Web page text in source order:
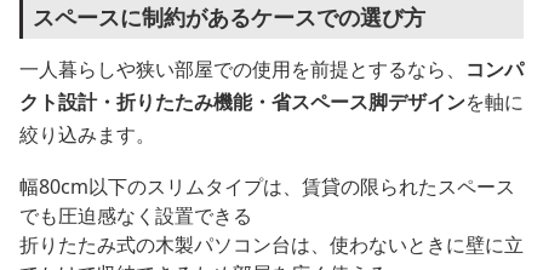
スペースに制約があるケースでの選び方
一人暮らしや狭い部屋での使用を前提とするなら、 コンパ
クト設計・折りたたみ機能・省スペース脚デザインを軸に
絞り込みます。
幅80cm以下のスリムタイプは、賃貸の限られたスペース
でも圧迫感なく設置できる
折りたたみ式の木製パソコン台は、使わないときに壁に立